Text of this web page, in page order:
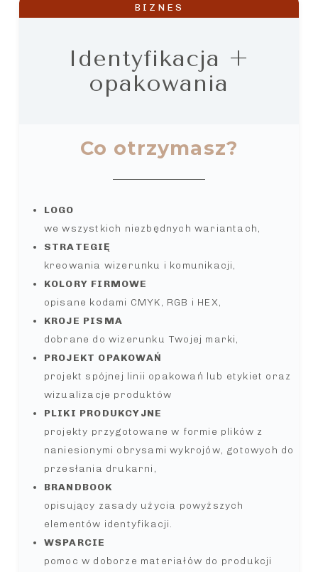
BIZNES
Identyfikacja +
opakowania
Co otrzymasz?
LOGO
we wszystkich niezbędnych wariantach,
STRATEGIĘ
kreowania wizerunku i komunikacji,
KOLORY FIRMOWE
opisane kodami CMYK, RGB i HEX,
KROJE PISMA
dobrane do wizerunku Twojej marki,
PROJEKT OPAKOWAŃ
projekt spójnej linii opakowań lub etykiet oraz
wizualizacje produktów
PLIKI PRODUKCYJNE
projekty przygotowane w formie plików z
naniesionymi obrysami wykrojów, gotowych do
przesłania drukarni,
BRANDBOOK
opisujący zasady użycia powyższych
elementów identyfikacji.
WSPARCIE
pomoc w doborze materiałów do produkcji